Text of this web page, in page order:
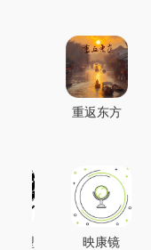
重返东方
模型 映康镜